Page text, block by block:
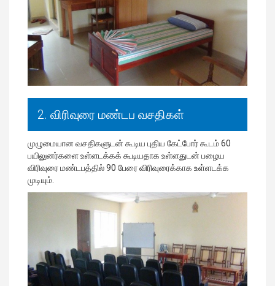
2. விரிவுரை மண்டப வசதிகள்
முழுமையான வசதிகளுடன் கூடிய புதிய கேட்போர் கூடம் 60
பயிலுனர்களை உள்ளடக்கக் கூடியதாக உள்ளதுடன் பழைய
விரிவுரை மண்டபத்தில் 90 பேரை விரிவுரைக்காக உள்ளடக்க
முடியும்.